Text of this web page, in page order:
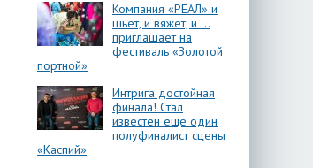
Компания «РЕАЛ» и
шьет, и вяжет, и …
приглашает на
фестиваль «Золотой
портной»
Интрига достойная
финала! Стал
известен еще один
полуфиналист сцены
«Каспий»